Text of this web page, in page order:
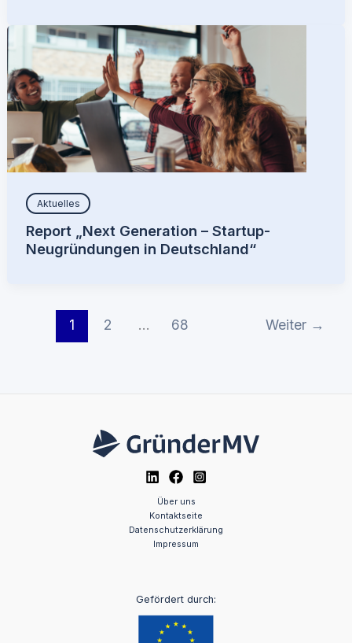
Aktuelles
Report „Next Generation – Startup-
Neugründungen in Deutschland“
1 2 … 68 Weiter →
Über uns
Kontaktseite
Datenschutzerklärung
Impressum
Gefördert durch: